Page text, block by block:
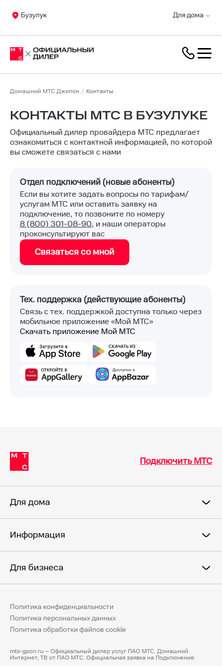
Для дома
Бузулук
Домашний МТС Джипон Контакты
КОНТАКТЫ МТС В БУЗУЛУКЕ
Официальный дилер провайдера МТС предлагает
ознакомиться с контактной информацией, по которой
вы сможете связаться с нами
Отдел подключений (новые абоненты)
Если вы хотите задать вопросы по тарифам/
услугам МТС или оставить заявку на
подключение, то позвоните по номеру
8 (800) 301-08-90, и наши операторы
проконсультируют вас
Связаться со мной
Тех. поддержка (действующие абоненты)
Связь с тех. поддержкой доступна только через
мобильное приложение «Мой МТС»
Скачать приложение Мой МТС
Подключить МТС
Для дома
Информация
Для бизнеса
Политика конфиденциальности
Политика персональных данных
Политика обработки файлов cookie
mts-gpon.ru – Официальный дилер услуг ПАО МТС. Домашний
Интернет, ТВ от ПАО МТС. Официальная заявка на Подключение.